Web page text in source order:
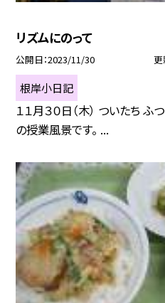
リズムにのって
公開日 2023/11/30 更
根岸小日記
１１月３０日（木） ついたち
の授業風景です。 ...